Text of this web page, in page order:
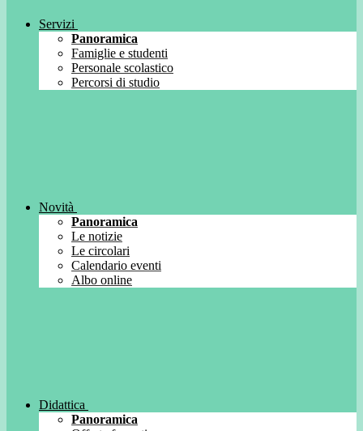
Servizi
Panoramica
Famiglie e studenti
Personale scolastico
Percorsi di studio
Novità
Panoramica
Le notizie
Le circolari
Calendario eventi
Albo online
Didattica
Panoramica